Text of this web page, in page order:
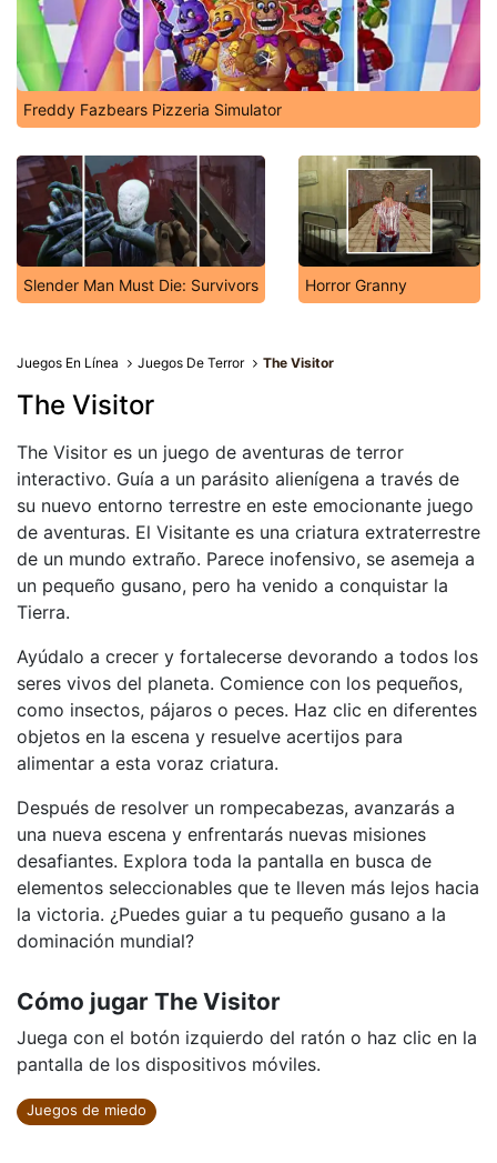
Freddy Fazbears Pizzeria Simulator
Slender Man Must Die: Survivors Horror Granny
Juegos En Línea Juegos De Terror The Visitor
The Visitor
The Visitor es un juego de aventuras de terror
interactivo. Guía a un parásito alienígena a través de
su nuevo entorno terrestre en este emocionante juego
de aventuras. El Visitante es una criatura extraterrestre
de un mundo extraño. Parece inofensivo, se asemeja a
un pequeño gusano, pero ha venido a conquistar la
Tierra.
Ayúdalo a crecer y fortalecerse devorando a todos los
seres vivos del planeta. Comience con los pequeños,
como insectos, pájaros o peces. Haz clic en diferentes
objetos en la escena y resuelve acertijos para
alimentar a esta voraz criatura.
Después de resolver un rompecabezas, avanzarás a
una nueva escena y enfrentarás nuevas misiones
desafiantes. Explora toda la pantalla en busca de
elementos seleccionables que te lleven más lejos hacia
la victoria. ¿Puedes guiar a tu pequeño gusano a la
dominación mundial?
Cómo jugar The Visitor
Juega con el botón izquierdo del ratón o haz clic en la
pantalla de los dispositivos móviles.
Juegos de miedo